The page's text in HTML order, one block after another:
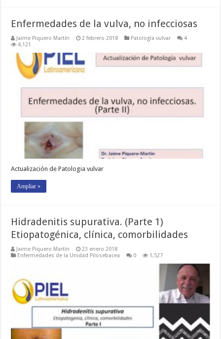
Enfermedades de la vulva, no infecciosas
Jaime Piquero Martín 2 febrero 2018 Patología vulvar
4
4,121
Actualización de Patologia vulvar
Ampliar »
Hidradenitis supurativa. (Parte 1)
Etiopatogénica, clínica, comorbilidades
Jaime Piquero Martín
23 enero 2018
Enfermedades de la Unidad Pilosebacea
0 1,527